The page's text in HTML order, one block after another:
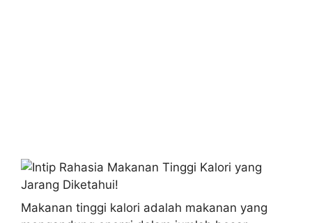
Makanan tinggi kalori adalah makanan yang